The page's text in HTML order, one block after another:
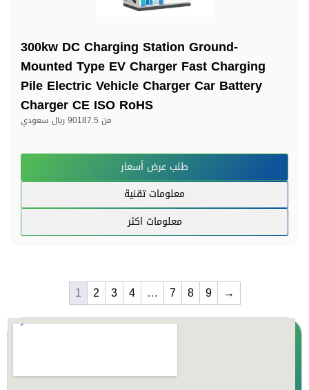
300kw DC Charging Station Ground-
Mounted Type EV Charger Fast Charging
Pile Electric Vehicle Charger Car Battery
Charger CE ISO RoHS
من 90187.5 ريال سعودي
طلب عرض أسعار
معلومات تقنية
معلومات اكثر
1 2 3 4 … 7 8 9 →